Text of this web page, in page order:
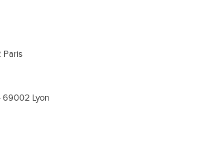
Paris
69002 Lyon